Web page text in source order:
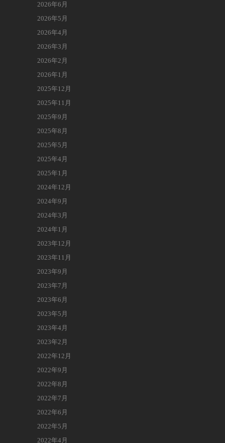
2026年6月
2026年5月
2026年4月
2026年3月
2026年2月
2026年1月
2025年12月
2025年11月
2025年9月
2025年8月
2025年5月
2025年4月
2025年1月
2024年12月
2024年9月
2024年3月
2024年1月
2023年12月
2023年11月
2023年9月
2023年7月
2023年6月
2023年5月
2023年4月
2023年2月
2022年12月
2022年9月
2022年8月
2022年7月
2022年6月
2022年5月
2022年4月